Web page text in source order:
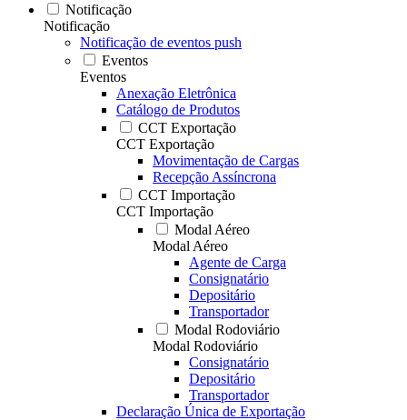
Notificação
Notificação
Notificação de eventos push
Eventos
Eventos
Anexação Eletrônica
Catálogo de Produtos
CCT Exportação
CCT Exportação
Movimentação de Cargas
Recepção Assíncrona
CCT Importação
CCT Importação
Modal Aéreo
Modal Aéreo
Agente de Carga
Consignatário
Depositário
Transportador
Modal Rodoviário
Modal Rodoviário
Consignatário
Depositário
Transportador
Declaração Única de Exportação